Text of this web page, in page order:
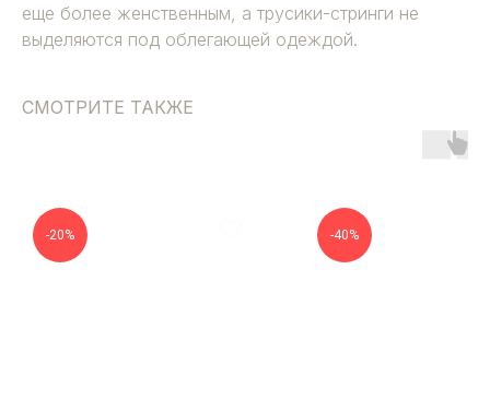
еще более женственным, а трусики-стринги не
выделяются под облегающей одеждой.
СМОТРИТЕ ТАКЖЕ
-20% -40%